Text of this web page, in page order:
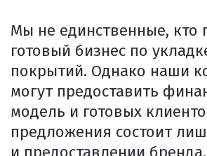
Мы не единственные, кто
готовый бизнес по
покрытий. Однако наши
могут предоставить
модель и готовых
предложения состоит
и предоставлении